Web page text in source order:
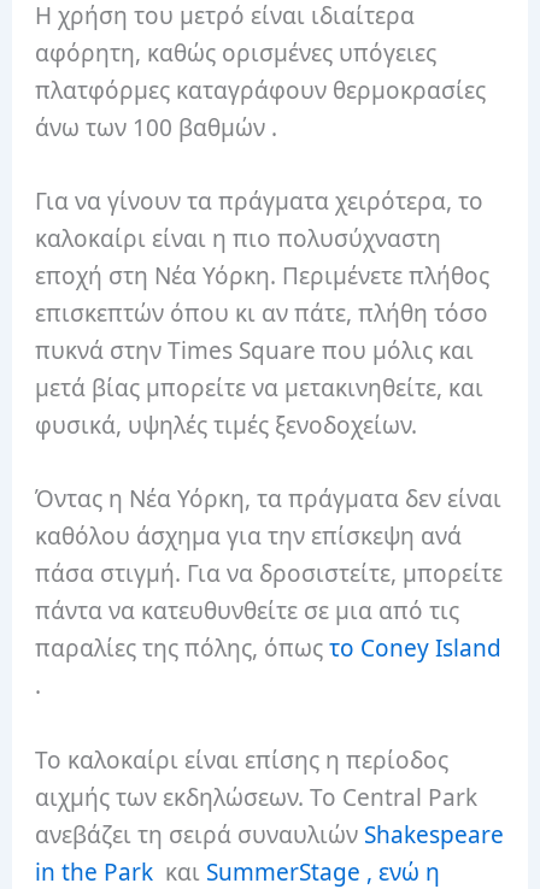
Η χρήση του μετρό είναι ιδιαίτερα
αφόρητη, καθώς ορισμένες υπόγειες
πλατφόρμες καταγράφουν θερμοκρασίες
άνω των 100 βαθμών .
Για να γίνουν τα πράγματα χειρότερα, το
καλοκαίρι είναι η πιο πολυσύχναστη
εποχή στη Νέα Υόρκη. Περιμένετε πλήθος
επισκεπτών όπου κι αν πάτε, πλήθη τόσο
πυκνά στην Times Square που μόλις και
μετά βίας μπορείτε να μετακινηθείτε, και
φυσικά, υψηλές τιμές ξενοδοχείων.
Όντας η Νέα Υόρκη, τα πράγματα δεν είναι
καθόλου άσχημα για την επίσκεψη ανά
πάσα στιγμή. Για να δροσιστείτε, μπορείτε
πάντα να κατευθυνθείτε σε μια από τις
παραλίες της πόλης, όπωςτο Coney Island
.
Το καλοκαίρι είναι επίσης η περίοδος
αιχμής των εκδηλώσεων. Το Central Park
ανεβάζει τη σειρά συναυλιών Shakespeare
in the Park και SummerStage , ενώ η